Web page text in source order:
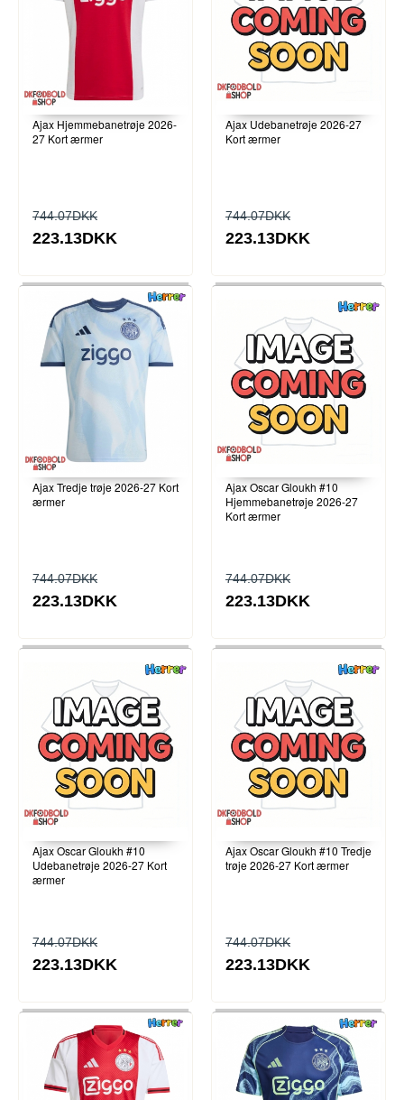
Ajax Hjemmebanetrøje 2026-
27 Kort ærmer
744.07DKK
223.13DKK
Ajax Udebanetrøje 2026-27
Kort ærmer
744.07DKK
223.13DKK
Ajax Tredje trøje 2026-27 Kort
ærmer
744.07DKK
223.13DKK
Ajax Oscar Gloukh #10
Hjemmebanetrøje 2026-27
Kort ærmer
744.07DKK
223.13DKK
Ajax Oscar Gloukh #10
Udebanetrøje 2026-27 Kort
ærmer
744.07DKK
223.13DKK
Ajax Oscar Gloukh #10 Tredje
trøje 2026-27 Kort ærmer
744.07DKK
223.13DKK